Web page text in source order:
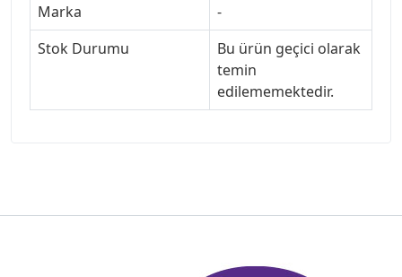
Marka
-
Stok Durumu
Bu ürün geçici olarak
temin
edilememektedir.